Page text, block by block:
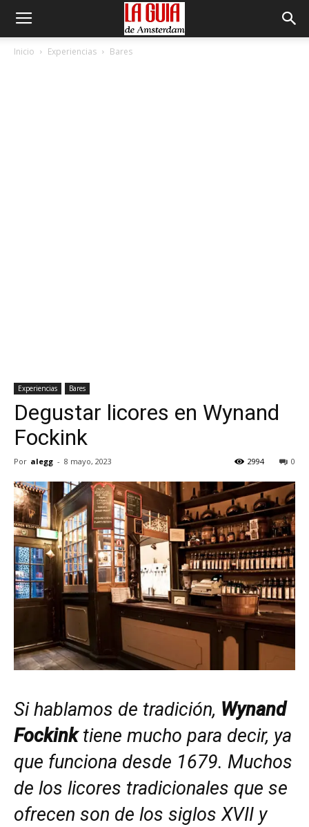
Inicio Experiencias Bares
Experiencias Bares
Degustar licores en Wynand
Fockink
Por alegg - 8 mayo, 2023 0
2994
Si hablamos de tradición, Wynand
Fockinktiene mucho para decir, ya
que funciona desde 1679. Muchos
de los licores tradicionales que se
ofrecen son de los siglos XVII y